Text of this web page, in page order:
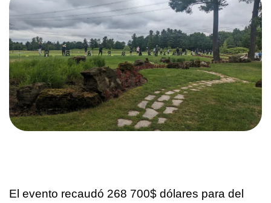
El evento recaudó 268 700$ dólares para del